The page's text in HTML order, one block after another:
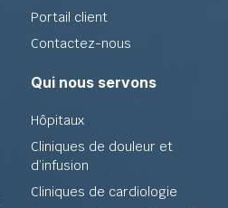
Portail client
Contactez-nous
Qui nous servons
Hôpitaux
Cliniques de douleur et
d’infusion
Cliniques de cardiologie